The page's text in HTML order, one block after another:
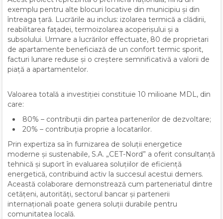
exemplu pentru alte blocuri locative din municipiu și din
întreaga țară. Lucrările au inclus: izolarea termică a clădirii,
reabilitarea fațadei, termoizolarea acoperișului și a
subsolului. Urmare a lucrărilor effectuate, 80 de proprietari
de apartamente beneficiază de un confort termic sporit,
facturi lunare reduse și o creștere semnificativă a valorii de
piață a apartamentelor.
Valoarea totală a investiției constituie 10 milioane MDL, din
care:
80% – contribuții din partea partenerilor de dezvoltare;
20% – contribuția proprie a locatarilor.
Prin expertiza sa în furnizarea de soluții energetice
moderne și sustenabile, S.A. „CET-Nord” a oferit consultanță
tehnică și suport în evaluarea soluțiilor de eficiență
energetică, contribuind activ la succesul acestui demers.
Această colaborare demonstrează cum parteneriatul dintre
cetățeni, autorități, sectorul bancar și partenerii
internaționali poate genera soluții durabile pentru
comunitatea locală.